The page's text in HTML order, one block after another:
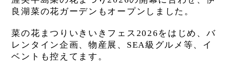
良湖菜の花ガーデンもオープンしました。
菜の花まつりいきいきフェス2026をはじめ、バ
レンタイン企画、物産展、SEA級グルメ等、イ
ベントも控えてます。